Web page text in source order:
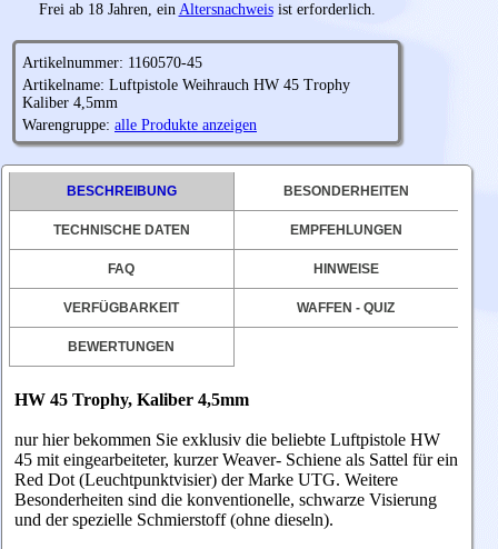
Frei ab 18 Jahren, ein Altersnachweisist erforderlich.
Artikelnummer: 1160570-45
Artikelname: Luftpistole Weihrauch HW 45 Trophy
Kaliber 4,5mm
Warengruppe: alle Produkte anzeigen
BESCHREIBUNG BESONDERHEITEN
TECHNISCHE DATEN EMPFEHLUNGEN
FAQ HINWEISE
VERFÜGBARKEIT WAFFEN - QUIZ
BEWERTUNGEN
HW 45 Trophy, Kaliber 4,5mm
nur hier bekommen Sie exklusiv die beliebte Luftpistole HW
45 mit eingearbeiteter, kurzer Weaver- Schiene als Sattel für ein
Red Dot (Leuchtpunktvisier) der Marke UTG. Weitere
Besonderheiten sind die konventionelle, schwarze Visierung
und der spezielle Schmierstoff (ohne dieseln).